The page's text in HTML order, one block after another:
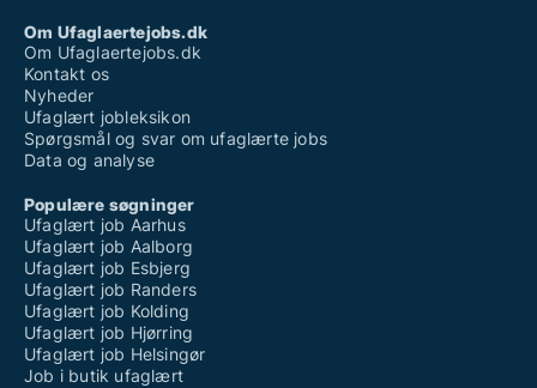
Om Ufaglaertejobs.dk
Om Ufaglaertejobs.dk
Kontakt os
Nyheder
Ufaglært jobleksikon
Spørgsmål og svar om ufaglærte jobs
Data og analyse
Populære søgninger
Ufaglært job Aarhus
Ufaglært job Aalborg
Ufaglært job Esbjerg
Ufaglært job Randers
Ufaglært job Kolding
Ufaglært job Hjørring
Ufaglært job Helsingør
Job i butik ufaglært